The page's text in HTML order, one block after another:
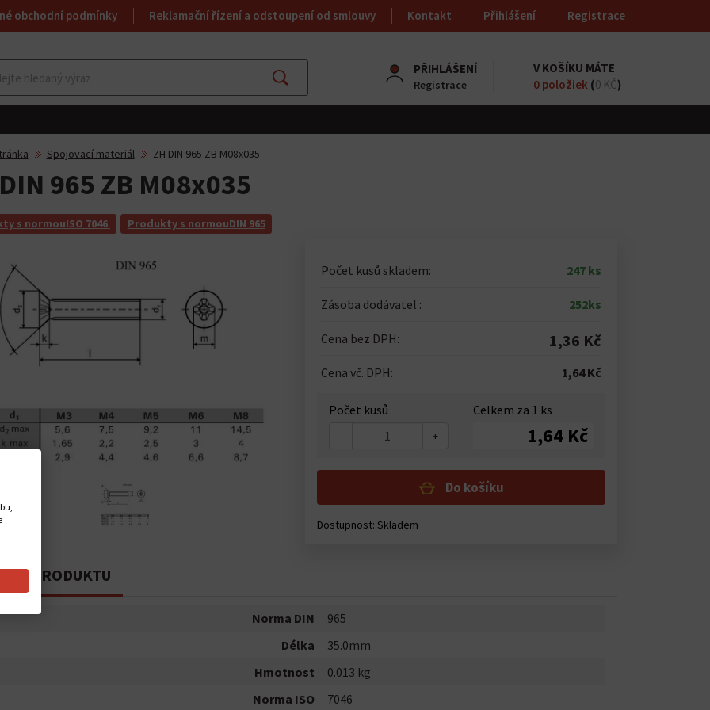
obchodní podmínky Reklamační řízení a odstoupení od smlouvy Kontakt Přihlášení Registrace
Najít
PŘIHLÁŠENÍ
Registrace
V KOŠÍKU MÁTE
0 položiek (0 KČ)
Spojovací materiál ZH DIN 965 ZB M08x035
965 ZB M08x035
s normouISO 7046 Produkty s normouDIN 965
Počet kusů skladem: 247 ks
Zásoba dodávatel : 252ks
Cena bez DPH: 1,36 Kč
Cena vč. DPH: 1,64 Kč
Počet kusů
- +
Celkem za 1 ks
1,64 Kč
Do košíku
Dostupnost:Skladem
PRODUKTU
Norma DIN
965
Délka
35.0mm
Hmotnost
0.013 kg
Norma ISO
7046